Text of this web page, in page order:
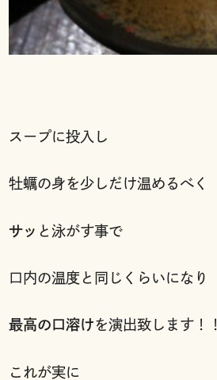
スープに投入し
牡蠣の身を少しだけ温めるべく
サッ と泳がす事で
口内の温度と同じくらいになり
最高の口溶けを演出致します！！
これが実に